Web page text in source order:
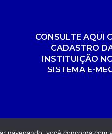
CONSULTE AQUI
CADASTRO
INSTITUIÇÃO
SISTEMA E-